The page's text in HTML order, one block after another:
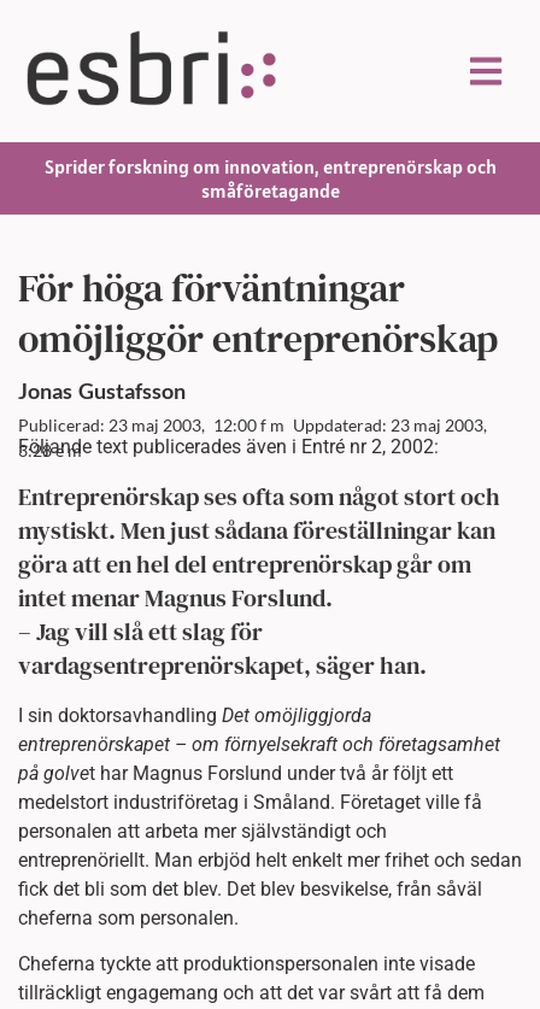
Sprider forskning om innovation, entreprenörskap och
småföretagande
För höga förväntningar
omöjliggör entreprenörskap
Jonas Gustafsson
Publicerad: 23 maj 2003, 12:00 f m Uppdaterad: 23 maj 2003,
3:28 e m
Följande text publicerades även i Entré nr 2, 2002:
Entreprenörskap ses ofta som något stort och
mystiskt. Men just sådana föreställningar kan
göra att en hel del entreprenörskap går om
intet menar Magnus Forslund.
– Jag vill slå ett slag för
vardagsentreprenörskapet, säger han.
I sin doktorsavhandling Det omöjliggjorda
entreprenörskapet – om förnyelsekraft och företagsamhet
på golvet har Magnus Forslund under två år följt ett
medelstort industriföretag i Småland. Företaget ville få
personalen att arbeta mer självständigt och
entreprenöriellt. Man erbjöd helt enkelt mer frihet och sedan
fick det bli som det blev. Det blev besvikelse, från såväl
cheferna som personalen.
Cheferna tyckte att produktionspersonalen inte visade
tillräckligt engagemang och att det var svårt att få dem